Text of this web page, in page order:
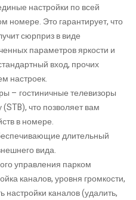
настройки по всей
номере. Это гарантирует, что
сюрприз в виде
параметров яркости и
вход, прочих
настроек.
– гостиничные телевизоры
что позволяет вам
в номере.
длительный
вида.
управления парком
каналов, уровня громкости,
каналов (удалить,